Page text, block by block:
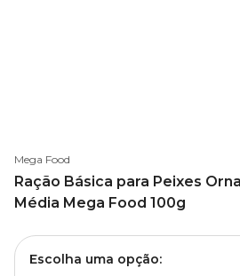
Mega Food
Ração Básica para Peixes
Média Mega Food 100g
Escolha uma opção: